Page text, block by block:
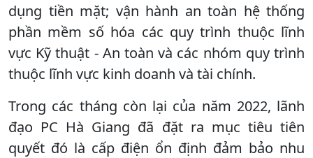
dụng tiền mặt; vận hành an toàn hệ thống
phần mềm số hóa các quy trình thuộc lĩnh
vực Kỹ thuật - An toàn và các nhóm quy trình
thuộc lĩnh vực kinh doanh và tài chính.
Trong các tháng còn lại của năm 2022, lãnh
đạo PC Hà Giang đã đặt ra mục tiêu tiên
quyết đó là cấp điện ổn định đảm bảo nhu